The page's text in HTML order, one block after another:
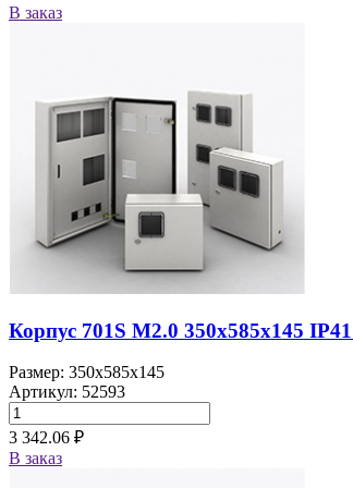
В заказ
Корпус 701S M2.0 350х585х145
Размер: 350x585x145
Артикул: 52593
3 342.06 ₽
В заказ